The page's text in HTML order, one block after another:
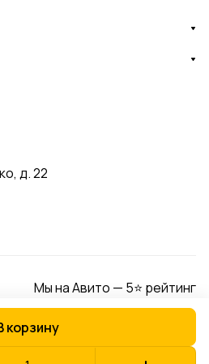
корзину
д. 22
Мы на Авито — 5⭐ рейтинг